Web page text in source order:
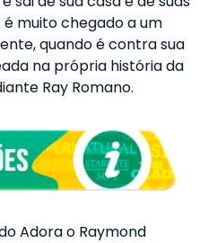
é muito chegado a um
quando é contra sua
na própria história da
Ray Romano.
Adora o Raymond